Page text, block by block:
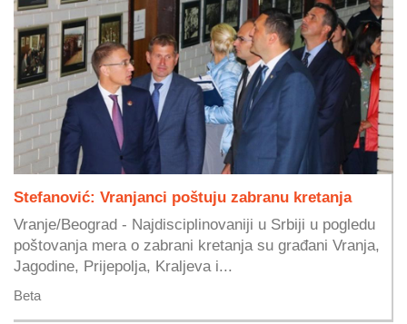
Stefanović: Vranjanci poštuju zabranu kretanja
Vranje/Beograd - Najdisciplinovaniji u Srbiji u pogledu
poštovanja mera o zabrani kretanja su građani Vranja,
Jagodine, Prijepolja, Kraljeva i...
Beta